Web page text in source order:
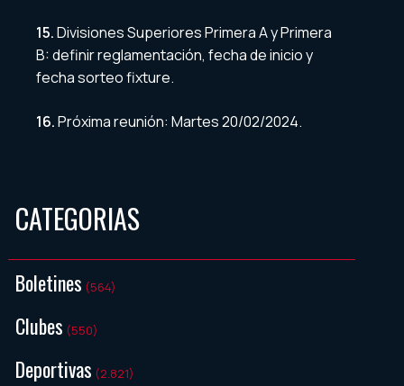
15.Divisiones Superiores Primera A y Primera
B: definir reglamentación, fecha de inicio y
fecha sorteo fixture.
16.Próxima reunión: Martes 20/02/2024.
CATEGORIAS
Boletines (564)
Clubes (550)
Deportivas (2.821)